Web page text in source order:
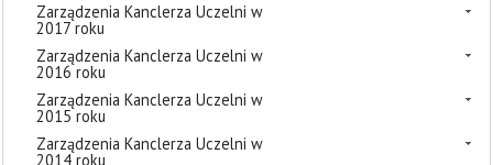
Zarządzenia Kanclerza Uczelni w
2017 roku
Zarządzenia Kanclerza Uczelni w
2016 roku
Zarządzenia Kanclerza Uczelni w
2015 roku
Zarządzenia Kanclerza Uczelni w
2014 roku